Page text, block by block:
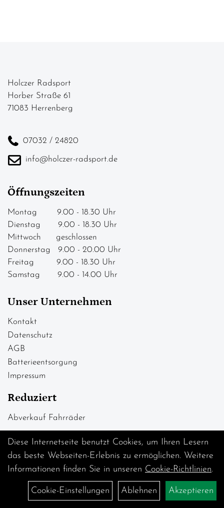
Holczer Radsport
Horber Straße 61
71083 Herrenberg
07032 / 24820
info@holczer-radsport.de
Öffnungszeiten
Montag 9.00 - 18.30 Uhr
Dienstag 9.00 - 18.30 Uhr
Mittwoch geschlossen
Donnerstag 9.00 - 20.00 Uhr
Freitag 9.00 - 18.30 Uhr
Samstag 9.00 - 14.00 Uhr
Unser Unternehmen
Kontakt
Datenschutz
AGB
Batterieentsorgung
Impressum
Reduziert
Abverkauf Fahrräder
Diese Internetseite benutzt Cookies, um Ihren Lesern
das beste Webseiten-Erlebnis zu ermöglichen. Weitere
Informationen finden Sie in unseren Cookie-Richtlinien.
Cookie-Einstellungen Ablehnen Akzeptieren